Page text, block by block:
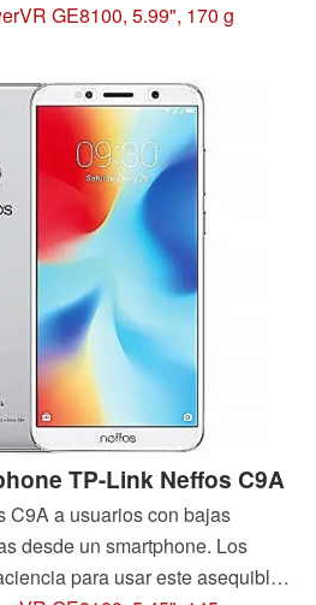
el C9, sin embargo, ya que
Siga leyendo para saber
C9 en nuestras pruebas y si
GE8100, 5.99", 170 g
TP-Link Neffos C9A
C9A a usuarios con bajas
desde un smartphone. Los
para usar este asequible